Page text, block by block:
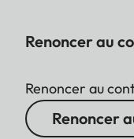
Renoncer au
Renoncer au
Renoncer